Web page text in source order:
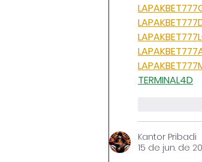
TERMINAL4D
Kantor Pribadi
15 de jun. de